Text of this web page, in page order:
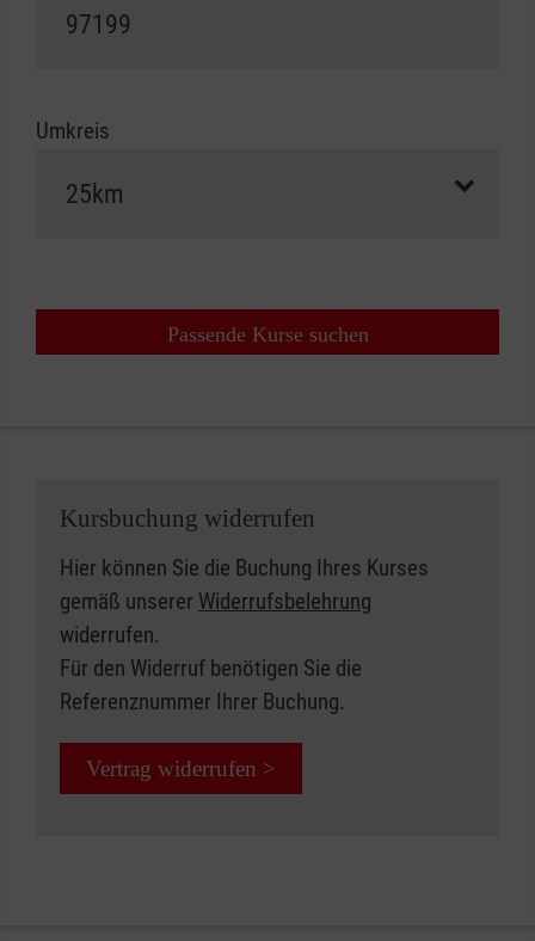
Umkreis
Passende Kurse suchen
Kursbuchung widerrufen
Hier können Sie die Buchung Ihres Kurses
gemäß unserer Widerrufsbelehrung
widerrufen.
Für den Widerruf benötigen Sie die
Referenznummer Ihrer Buchung.
Vertrag widerrufen >